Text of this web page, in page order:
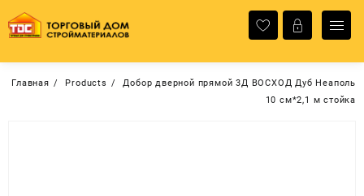
содержимому
Главная Products
Добор дверной прямой 3Д ВОСХОД Дуб Неаполь
10 см*2,1 м стойка